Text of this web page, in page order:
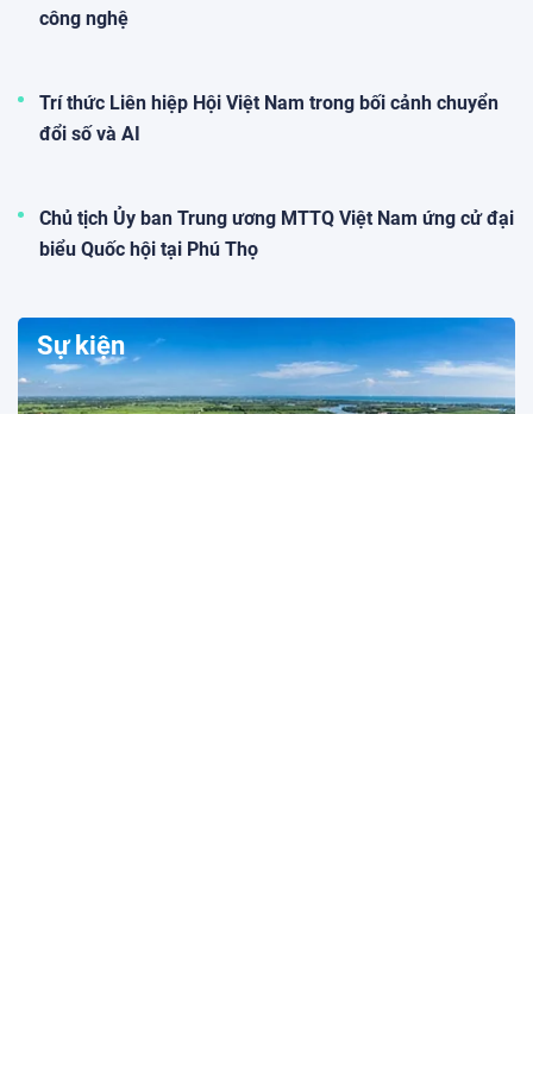
công nghệ
Trí thức Liên hiệp Hội Việt Nam trong bối cảnh chuyển
đổi số và AI
Chủ tịch Ủy ban Trung ương MTTQ Việt Nam ứng cử đại
biểu Quốc hội tại Phú Thọ
Sự kiện